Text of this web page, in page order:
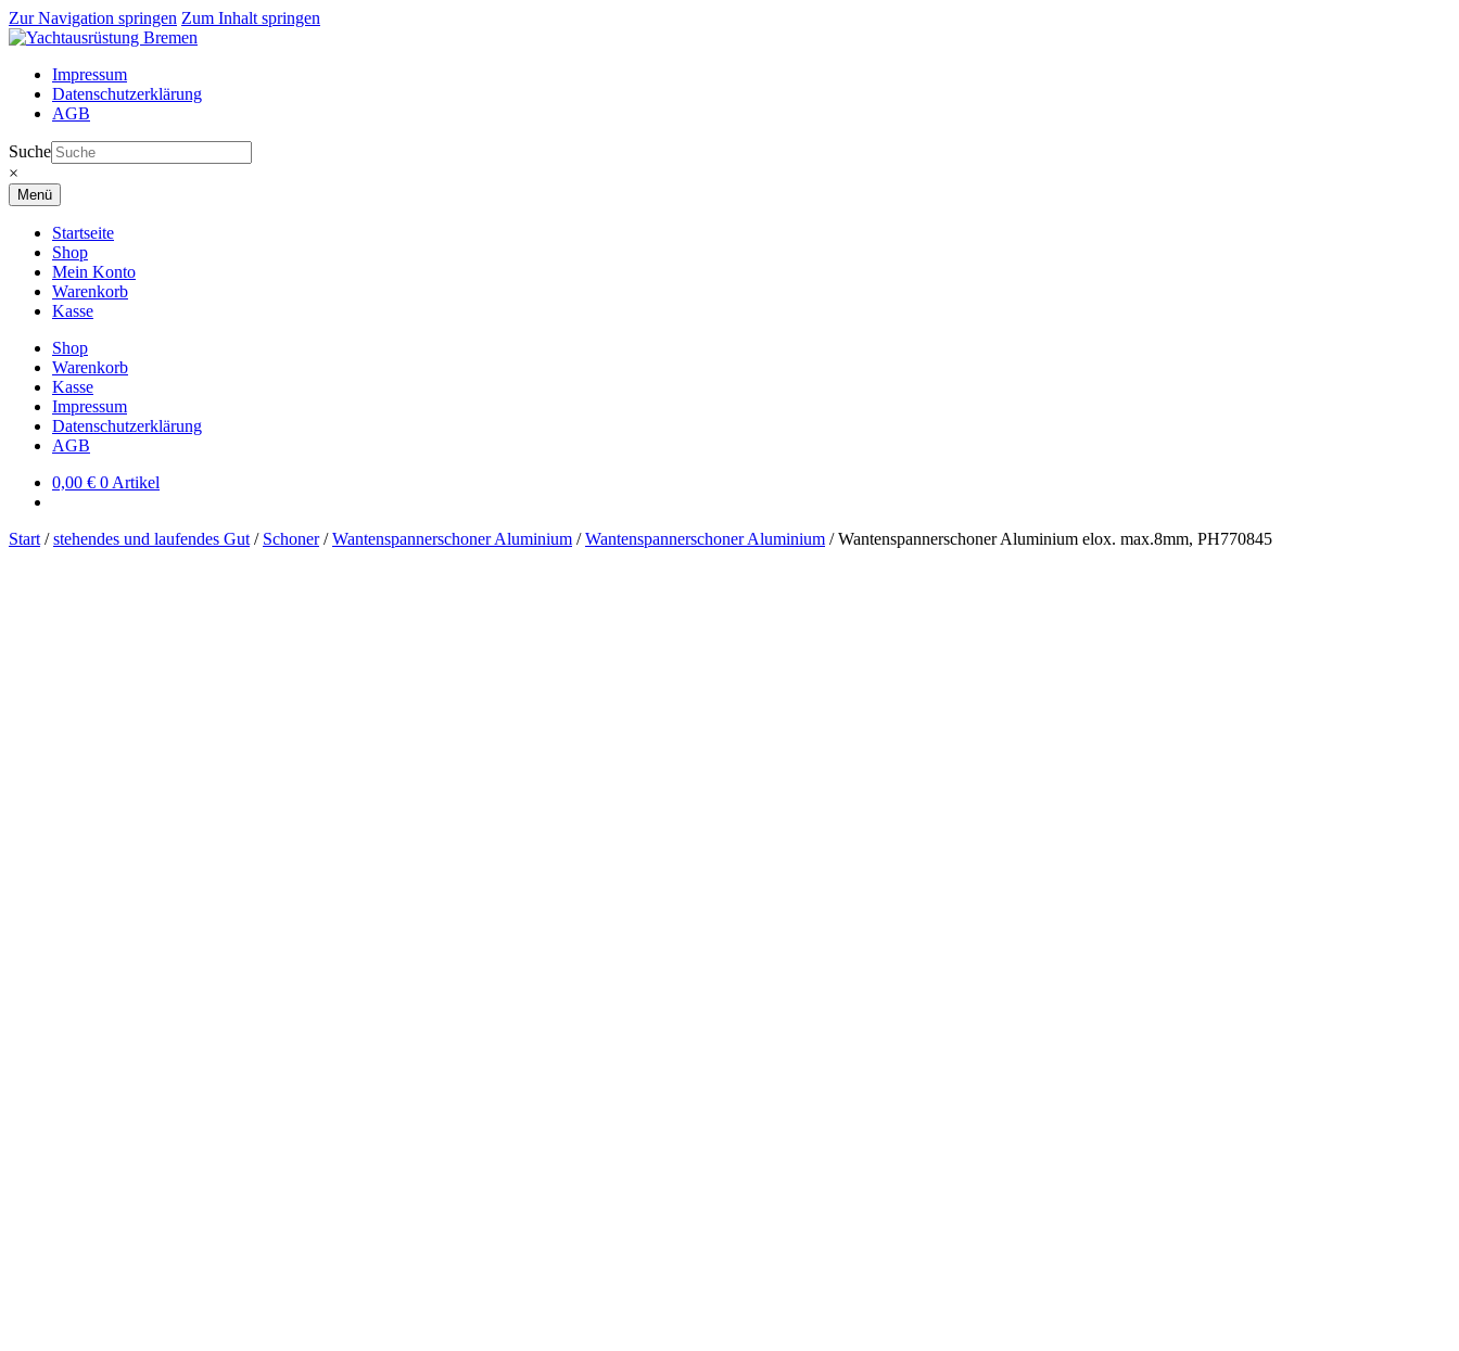
Zur Navigation springen Zum Inhalt springen
Impressum
Datenschutzerklärung
AGB
Suche
×
Menü
Startseite
Shop
Mein Konto
Warenkorb
Kasse
Shop
Warenkorb
Kasse
Impressum
Datenschutzerklärung
AGB
0,00 € 0 Artikel
Start /stehendes und laufendes Gut / Schoner/Wantenspannerschoner Aluminium /Wantenspannerschoner Aluminium /Wantenspannerschoner Aluminium elox. max.8mm, PH770845